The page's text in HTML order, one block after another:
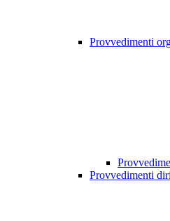
Provvedimenti
Provvedimenti